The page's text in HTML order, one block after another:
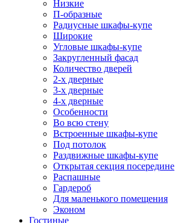
Низкие
П-образные
Радиусные шкафы-купе
Широкие
Угловые шкафы-купе
Закругленный фасад
Количество дверей
2-х дверные
3-х дверные
4-х дверные
Особенности
Во всю стену
Встроенные шкафы-купе
Под потолок
Раздвижные шкафы-купе
Открытая секция посередине
Распашные
Гардероб
Для маленького помещения
Эконом
Гостиные